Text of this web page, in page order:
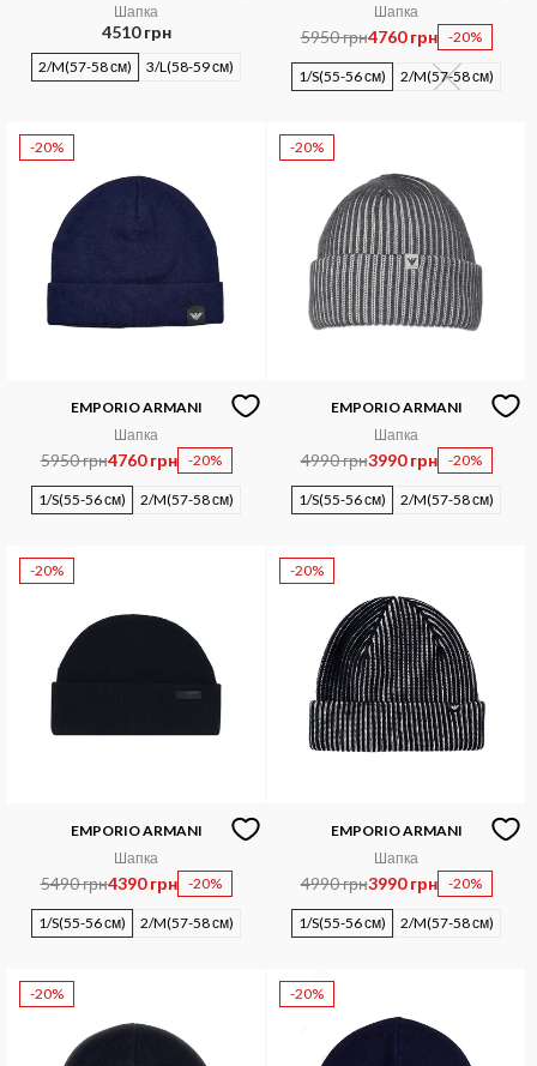
Шапка
4510 грн
2/M(57-58 см) 3/L(58-59 см)
Шапка
5950 грн4760 грн -20%
1/S(55-56 см) 2/M(57-58 см)
-20%
EMPORIO ARMANI
Шапка
5950 грн4760 грн -20%
1/S(55-56 см) 2/M(57-58 см)
-20%
EMPORIO ARMANI
Шапка
4990 грн3990 грн -20%
1/S(55-56 см) 2/M(57-58 см)
-20%
EMPORIO ARMANI
Шапка
5490 грн4390 грн -20%
1/S(55-56 см) 2/M(57-58 см)
-20%
EMPORIO ARMANI
Шапка
4990 грн3990 грн -20%
1/S(55-56 см) 2/M(57-58 см)
-20% -20%